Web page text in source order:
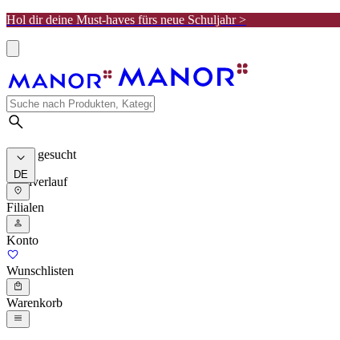
Hol dir deine Must-haves fürs neue Schuljahr >
Meist gesucht
Suchverlauf
DE
Filialen
Konto
Wunschlisten
Warenkorb